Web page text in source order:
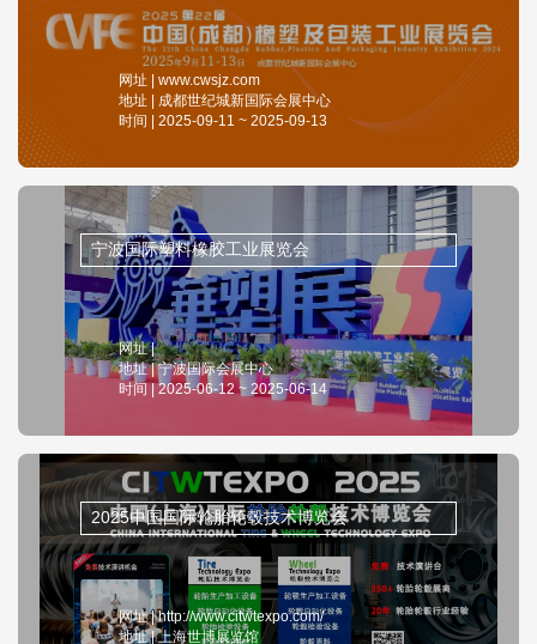
网址 | www.cwsjz.com
地址 | 成都世纪城新国际会展中心
时间 | 2025-09-11 ~ 2025-09-13
宁波国际塑料橡胶工业展览会
网址 |
地址 | 宁波国际会展中心
时间 | 2025-06-12 ~ 2025-06-14
2025中国国际轮胎轮毂技术博览会
网址 | http://www.citwtexpo.com/
地址 | 上海世博展览馆